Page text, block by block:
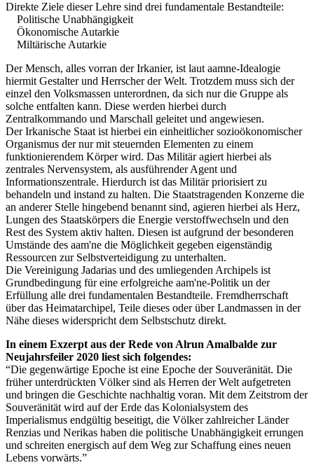
Direkte Ziele dieser Lehre sind drei fundamentale Bestandteile:
Politische Unabhängigkeit
Ökonomische Autarkie
Miltärische Autarkie
Der Mensch, alles vorran der Irkanier, ist laut aamne-Idealogie
hiermit Gestalter und Herrscher der Welt. Trotzdem muss sich der
einzel den Volksmassen unterordnen, da sich nur die Gruppe als
solche entfalten kann. Diese werden hierbei durch
Zentralkommando und Marschall geleitet und angewiesen.
Der Irkanische Staat ist hierbei ein einheitlicher sozioökonomischer
Organismus der nur mit steuernden Elementen zu einem
funktionierendem Körper wird. Das Militär agiert hierbei als
zentrales Nervensystem, als ausführender Agent und
Informationszentrale. Hierdurch ist das Militär priorisiert zu
behandeln und instand zu halten. Die Staatstragenden Konzerne die
an anderer Stelle hingebend benannt sind, agieren hierbei als Herz,
Lungen des Staatskörpers die Energie verstoffwechseln und den
Rest des System aktiv halten. Diesen ist aufgrund der besonderen
Umstände des aam'ne die Möglichkeit gegeben eigenständig
Ressourcen zur Selbstverteidigung zu unterhalten.
Die Vereinigung Jadarias und des umliegenden Archipels ist
Grundbedingung für eine erfolgreiche aam'ne-Politik un der
Erfüllung alle drei fundamentalen Bestandteile. Fremdherrschaft
über das Heimatarchipel, Teile dieses oder über Landmassen in der
Nähe dieses widerspricht dem Selbstschutz direkt.
In einem Exzerpt aus der Rede von Alrun Amalbalde zur
Neujahrsfeiler 2020 liest sich folgendes:
“Die gegenwärtige Epoche ist eine Epoche der Souveränität. Die
früher unterdrückten Völker sind als Herren der Welt aufgetreten
und bringen die Geschichte nachhaltig voran. Mit dem Zeitstrom der
Souveränität wird auf der Erde das Kolonialsystem des
Imperialismus endgültig beseitigt, die Völker zahlreicher Länder
Renzias und Nerikas haben die politische Unabhängigkeit errungen
und schreiten energisch auf dem Weg zur Schaffung eines neuen
Lebens vorwärts.”